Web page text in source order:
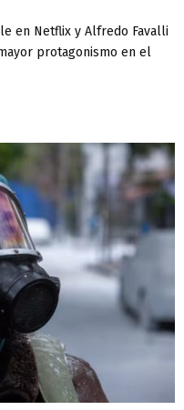
en Netflix y Alfredo Favalli
protagonismo en el